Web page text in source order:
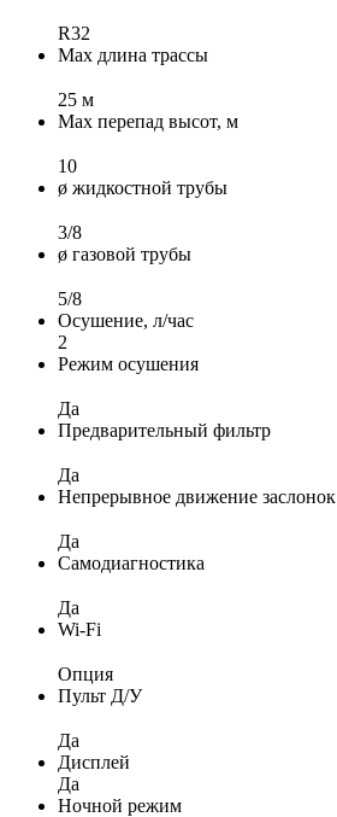
R32
Max длина трассы
25 м
Max перепад высот, м
10
ø жидкостной трубы
3/8
ø газовой трубы
5/8
Осушение, л/час
2
Режим осушения
Да
Предварительный фильтр
Да
Непрерывное движение заслонок
Да
Самодиагностика
Да
Wi-Fi
Опция
Пульт Д/У
Да
Дисплей
Да
Ночной режим